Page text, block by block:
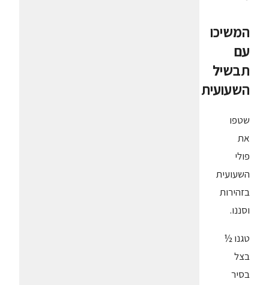
המשיכו
עם
תבשיל
השעועית
שטפו
את
פולי
השעועית
בזהירות
וסננו.
טגנו ½
בצל
בסיר